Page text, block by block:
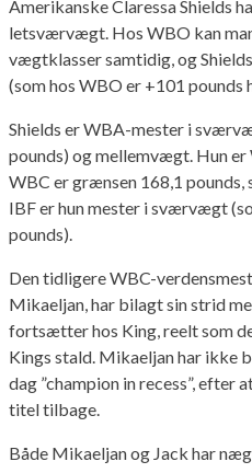
Amerikanske Claressa Shields
letsværvægt. Hos WBO kan
vægtklasser samtidig, og
(som hos WBO er +101 pounds
Shields er WBA-mester i
pounds) og mellemvægt. Hun
WBC er grænsen 168,1
IBF er hun mester i sværvægt
pounds).
Den tidligere WBC-
Mikaeljan, har bilagt sin strid
fortsætter hos King, reelt som
Kings stald. Mikaeljan har ikke
dag ”champion in recess”, efter
titel tilbage.
Både Mikaeljan og Jack har